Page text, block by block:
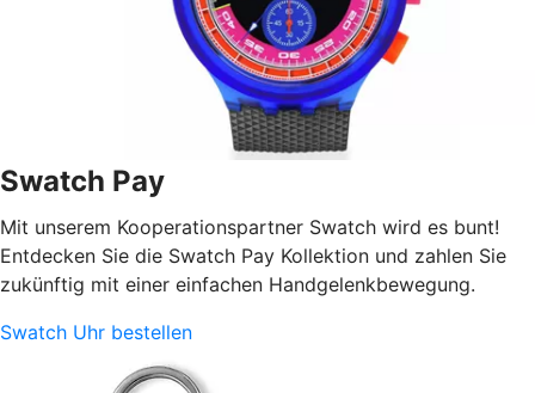
Swatch Pay
Mit unserem Kooperationspartner Swatch wird es bunt!
Entdecken Sie die Swatch Pay Kollektion und zahlen Sie
zukünftig mit einer einfachen Handgelenkbewegung.
Swatch Uhr bestellen